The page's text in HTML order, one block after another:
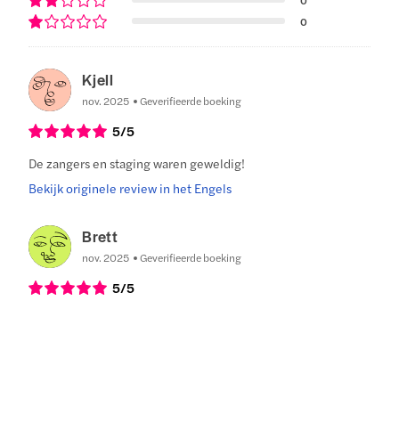
0
Kjell
nov. 2025 Geverifieerde boeking
5/5
De zangers en staging waren geweldig!
Bekijk originele review in het Engels
Brett
nov. 2025 Geverifieerde boeking
5/5